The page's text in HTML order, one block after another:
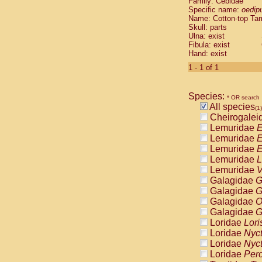
Cebidae
Cebidae
Cebidae
Cebidae
Cebidae
Cebidae
Cebidae
Cebidae
Cebidae
Cebidae
Cebidae
Cebidae
Atelidae
Atelidae
Atelidae
Atelidae
Atelidae
Atelidae
Atelidae
Atelidae
Atelidae
Atelidae
Pitheciidae
Specific name:
Name: Cotton-top
Skull: parts
Ulna: exist
Fibula: exist
Hand: exist
1 - 1 of 1
Species: * OR search
All species(1)
Lemuridae
Lemuridae
Lemuridae
Lemuridae
Lemuridae
Galagidae
Galagidae
Galagidae
Galagidae
Loridae
Loridae
Loridae
Loridae